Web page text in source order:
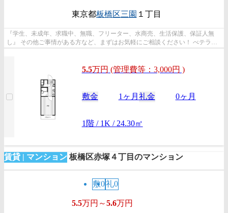
東京都板橋区三園 １丁目
『学生、未成年、求職中、無職、フリーター、水商売、生活保護、保証人無
し』 その他ご事情がある方など、まずはお気軽にご相談ください！ べテラン
5.5万円 (管理費等：3,000円 )
敷金 1ヶ月 礼金 0ヶ月
1階 / 1K / 24.30㎡
賃貸 | マンション 板橋区赤塚４丁目のマンション
敷0礼0
5.5万円～5.6万円